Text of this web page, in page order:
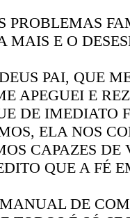
PROBLEMAS
E O
PAI, QUE
APEGUEI E
DE IMEDIATO
ELA NOS
CAPAZES DE
QUE A FÉ
DE